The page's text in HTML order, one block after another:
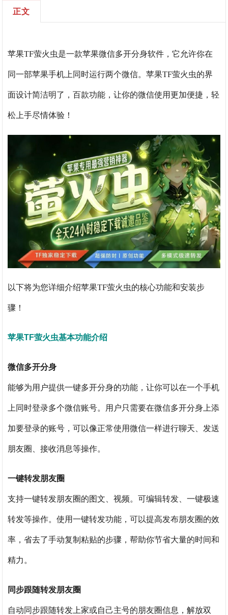
正文
苹果TF萤火虫是一款苹果微信多开分身软件，它允许你在
同一部苹果手机上同时运行两个微信。苹果TF萤火虫的界
面设计简洁明了，百款功能，让你的微信使用更加便捷，轻
松上手尽情体验！
以下将为您详细介绍苹果TF萤火虫的核心功能和安装步
骤！
苹果TF萤火虫基本功能介绍
微信多开分身
能够为用户提供一键多开分身的功能，让你可以在一个手机
上同时登录多个微信账号。用户只需要在微信多开分身上添
加要登录的账号，可以像正常使用微信一样进行聊天、发送
朋友圈、接收消息等操作。
一键转发朋友圈
支持一键转发朋友圈的图文、视频。可编辑转发、一键极速
转发等操作。使用一键转发功能，可以提高发布朋友圈的效
率，省去了手动复制粘贴的步骤，帮助你节省大量的时间和
精力。
同步跟随转发朋友圈
自动同步跟随转发上家或自己主号的朋友圈信息，解放双